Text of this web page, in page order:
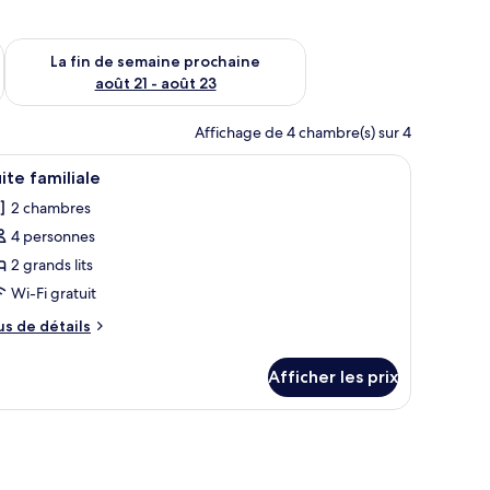
août 14 - août 16
La fin de semaine prochaine
août 21 - août 23
Vérifier la disponibilité pour la fin de semaine prochaine août
Affichage de 4 chambre(s) sur 4
un canapé, un fauteuil, une petite table et un luminaire décoratif au
Une chambre d’hôtel avec un plafond en
4 familiale
2 chambres
4 personnes
2 grands lits
Wi-Fi gratuit
de détails
Afficher les prix